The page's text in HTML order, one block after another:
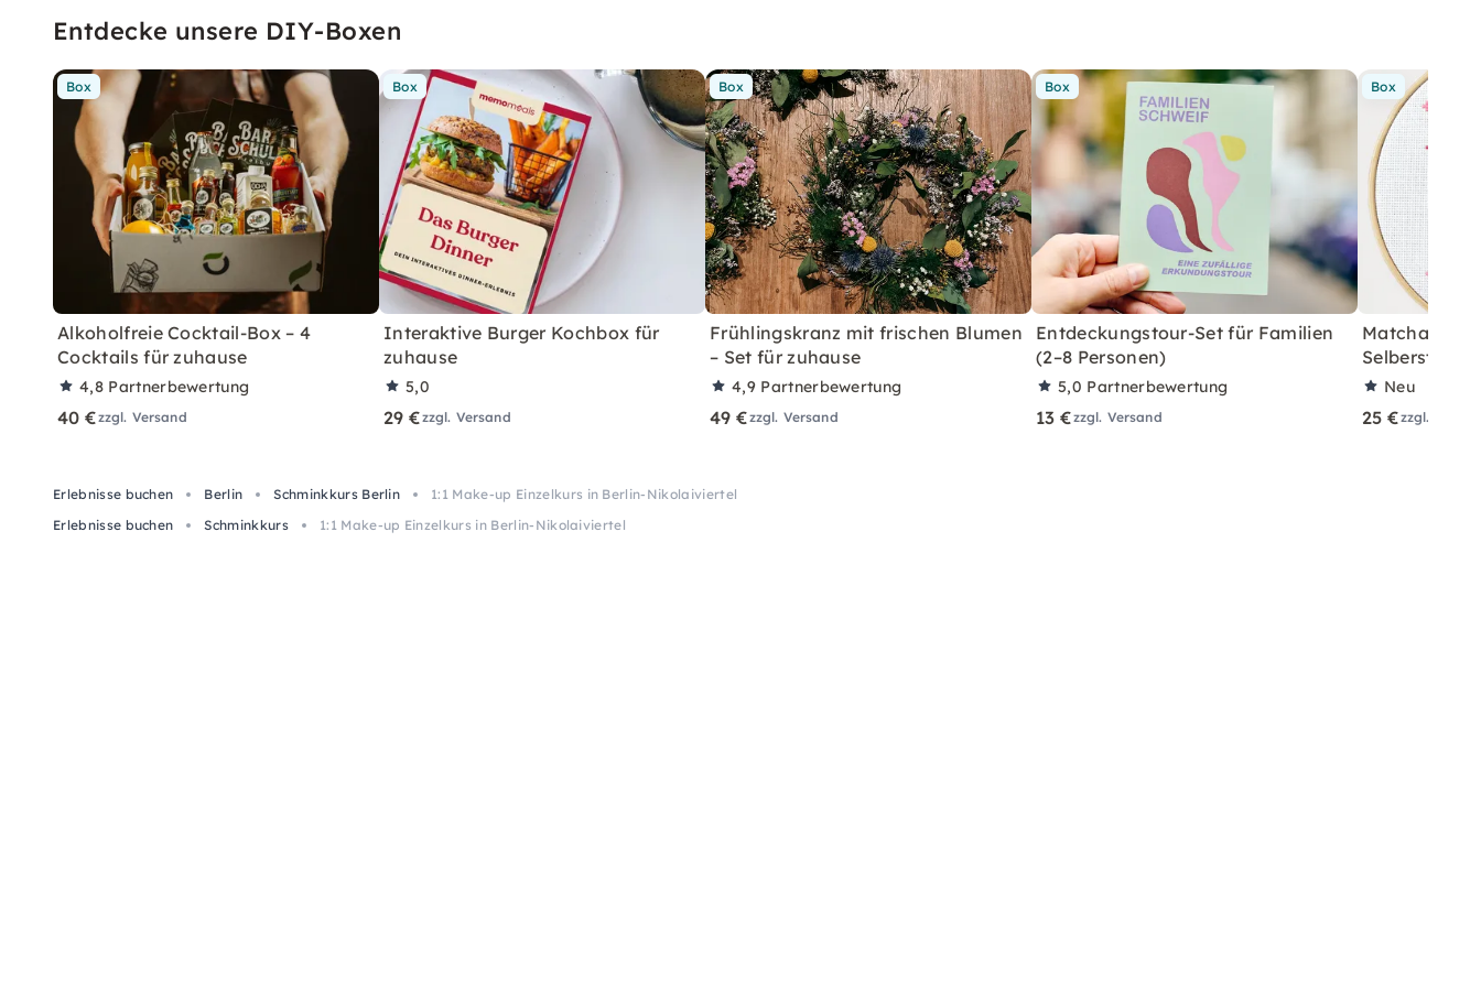
Entdecke unsere DIY-Boxen
Box
Alkoholfreie Cocktail-Box – 4
Cocktails für zuhause
4,8 Partnerbewertung
40 €zzgl. Versand
Box
Interaktive Burger Kochbox für
zuhause
5,0
29 €zzgl. Versand
Box
Frühlingskranz mit frischen Blumen
– Set für zuhause
4,9 Partnerbewertung
49 €zzgl. Versand
Box
Entdeckungstour-Set für Familien
(2–8 Personen)
5,0 Partnerbewertung
13 €zzgl. Versand
Box
Matcha
Selbersticken
Neu
25 €zzgl.
Erlebnisse buchen Berlin Schminkkurs Berlin
1:1 Make-up Einzelkurs in Berlin-Nikolaiviertel
Erlebnisse buchen
Schminkkurs 1:1 Make-up Einzelkurs in Berlin-Nikolaiviertel